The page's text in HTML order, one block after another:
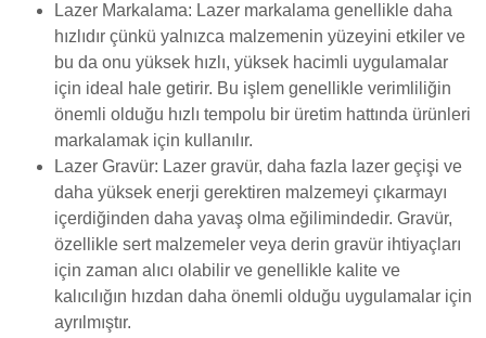
Lazer Markalama: Lazer markalama genellikle daha
hızlıdır çünkü yalnızca malzemenin yüzeyini etkiler ve
bu da onu yüksek hızlı, yüksek hacimli uygulamalar
için ideal hale getirir. Bu işlem genellikle verimliliğin
önemli olduğu hızlı tempolu bir üretim hattında ürünleri
markalamak için kullanılır.
Lazer Gravür: Lazer gravür, daha fazla lazer geçişi ve
daha yüksek enerji gerektiren malzemeyi çıkarmayı
içerdiğinden daha yavaş olma eğilimindedir. Gravür,
özellikle sert malzemeler veya derin gravür ihtiyaçları
için zaman alıcı olabilir ve genellikle kalite ve
kalıcılığın hızdan daha önemli olduğu uygulamalar için
ayrılmıştır.